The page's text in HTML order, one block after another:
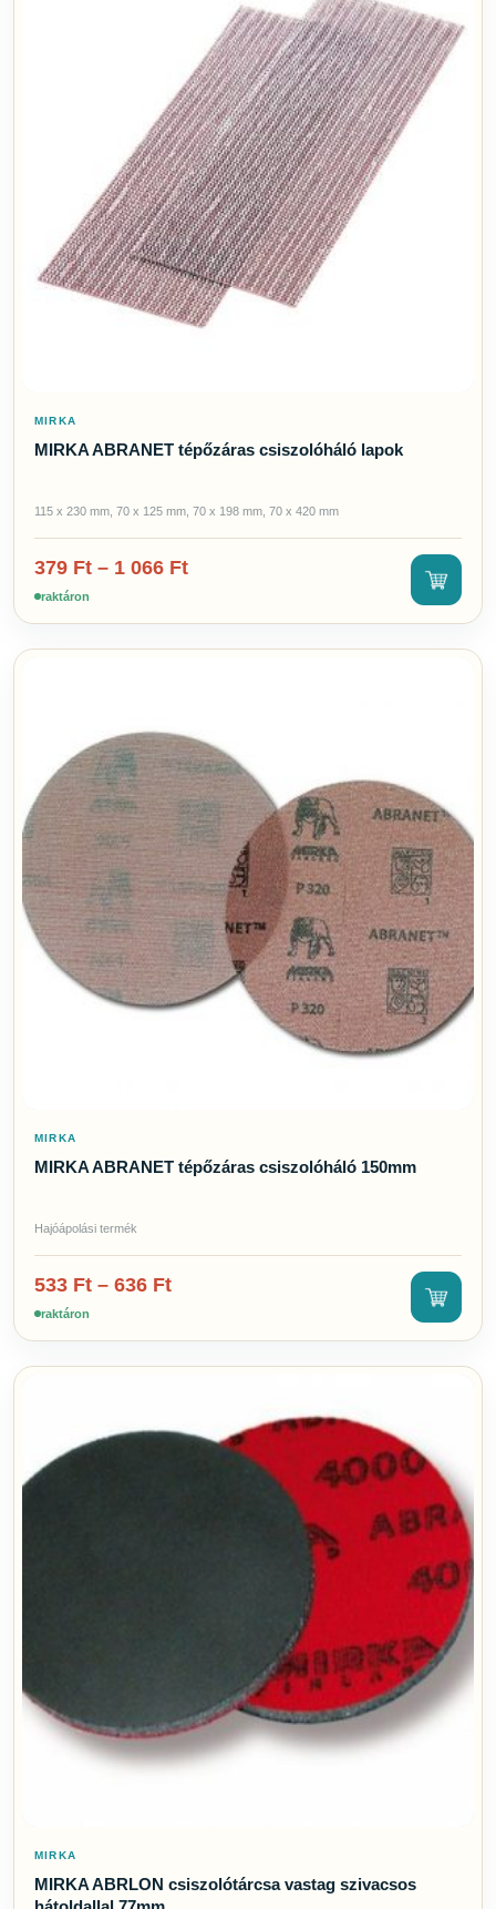
MIRKA
MIRKA ABRANET tépőzáras csiszolóháló lapok
115 x 230 mm, 70 x 125 mm, 70 x 198 mm, 70 x 420 mm
379 Ft – 1 066 Ft
raktáron
MIRKA
MIRKA ABRANET tépőzáras csiszolóháló 150mm
Hajóápolási termék
533 Ft – 636 Ft
raktáron
MIRKA
MIRKA ABRLON csiszolótárcsa vastag szivacsos